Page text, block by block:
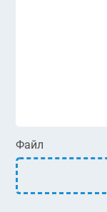
Файл